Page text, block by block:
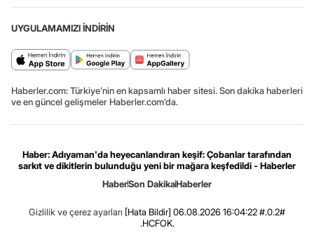
UYGULAMAMIZI İNDİRİN
Haberler.com: Türkiye’nin en kapsamlı haber sitesi. Son dakika haberleri
ve en güncel gelişmeler Haberler.com’da.
Haber: Adıyaman'da heyecanlandıran keşif: Çobanlar tarafından
sarkıt ve dikitlerin bulunduğu yeni bir mağara keşfedildi - Haberler
HaberSon DakikaHaberler
Gizlilik ve çerez ayarları [Hata Bildir] 06.08.2026 16:04:22 #.0.2#
.HCFOK.